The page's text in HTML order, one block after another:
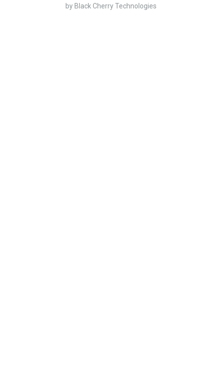
by Black Cherry Technologies